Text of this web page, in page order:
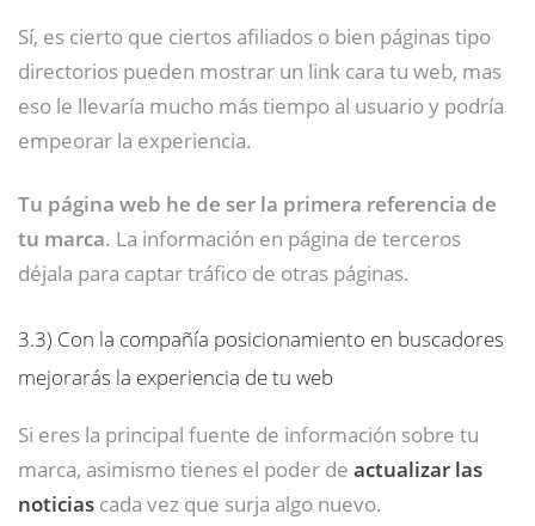
Sí, es cierto que ciertos afiliados o bien páginas tipo
directorios pueden mostrar un link cara tu web, mas
eso le llevaría mucho más tiempo al usuario y podría
empeorar la experiencia.
Tu página web he de ser la primera referencia de
tu marca. La información en página de terceros
déjala para captar tráfico de otras páginas.
3.3) Con la compañía posicionamiento en buscadores
mejorarás la experiencia de tu web
Si eres la principal fuente de información sobre tu
marca, asimismo tienes el poder de actualizar las
noticias cada vez que surja algo nuevo.